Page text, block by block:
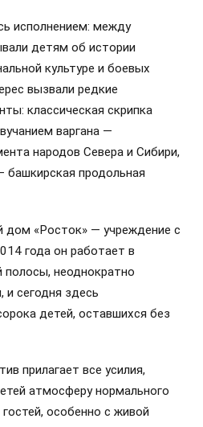
исполнением: между
детям об истории
культуре и боевых
вызвали редкие
классическая скрипка
варгана —
народов Севера и Сибири,
башкирская продольная
дом «Росток» — учреждение с
года он работает в
полосы, неоднократно
и сегодня здесь
детей, оставшихся без
прилагает все усилия,
атмосферу нормального
особенно с живой